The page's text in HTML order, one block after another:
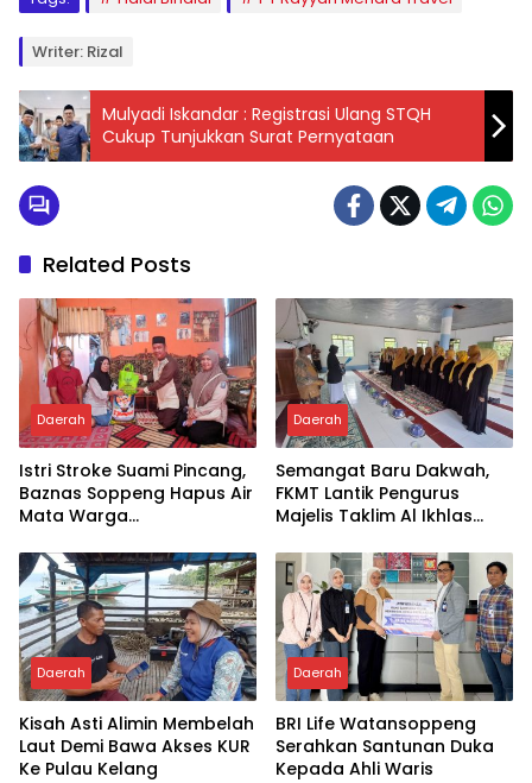
Writer: Rizal
Mulyadi Iskandar : Registrasi Ulang STQH
Cukup Tunjukkan Surat Pernyataan
Related Posts
Daerah
Istri Stroke Suami Pincang,
Baznas Soppeng Hapus Air
Mata Warga
Daerah
Semangat Baru Dakwah,
FKMT Lantik Pengurus
Majelis Taklim Al Ikhlas
Daerah
Kisah Asti Alimin Membelah
Laut Demi Bawa Akses KUR
Ke Pulau Kelang
Daerah
BRI Life Watansoppeng
Serahkan Santunan Duka
Kepada Ahli Waris